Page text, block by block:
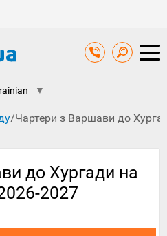
▼
/Чартери з Варшави до
до Хургади на
2027